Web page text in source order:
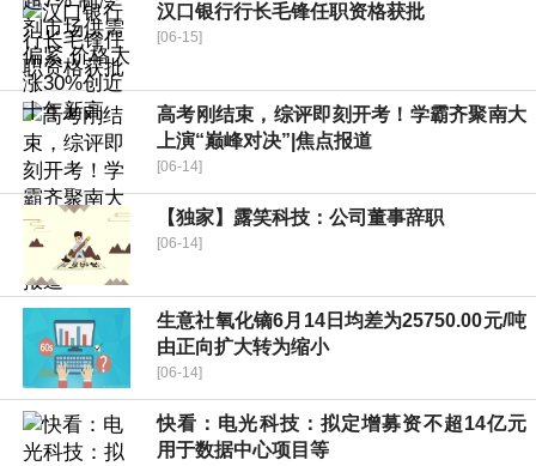
汉口银行行长毛锋任职资格获批
[06-15]
高考刚结束，综评即刻开考！学霸齐聚南大
上演“巅峰对决”|焦点报道
[06-14]
【独家】露笑科技：公司董事辞职
[06-14]
生意社氧化镝6月14日均差为25750.00元/吨
由正向扩大转为缩小
[06-14]
快看：电光科技：拟定增募资不超14亿元
用于数据中心项目等